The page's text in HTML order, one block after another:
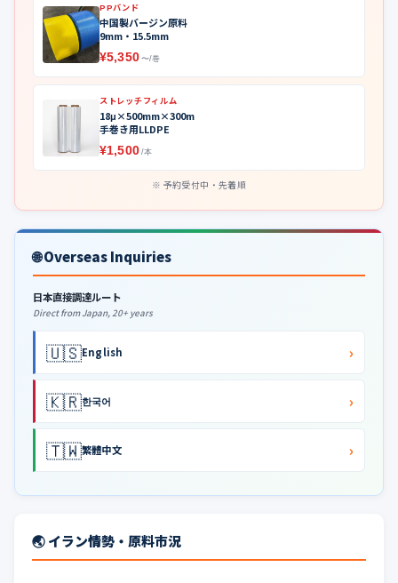
PPバンド
中国製バージン原料
9mm・15.5mm
¥5,350 〜/巻
ストレッチフィルム
18μ×500mm×300m
手巻き用LLDPE
¥1,500 /本
予約受付中・先着順
🌐 Overseas Inquiries
日本直接調達ルート
Direct from Japan, 20+ years
🇺🇸English ›
🇰🇷한국어 ›
🇹🇼繁體中文 ›
🌏 イラン情勢・原料市況